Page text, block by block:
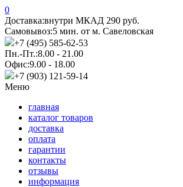
0
Доставка:внутри МКАД 290 руб.
Самовывоз:5 мин. от м. Савеловская
+7 (495) 585-62-53
Пн.-Пт.:8.00 - 21.00
Офис:9.00 - 18.00
+7 (903) 121-59-14
Меню
главная
каталог товаров
доставка
оплата
гарантии
контакты
отзывы
информация